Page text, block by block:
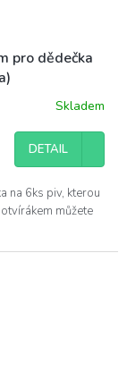
pro dědečka
Skladem
DETAIL
na 6ks piv, kterou
můžete